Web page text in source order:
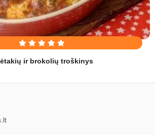
ir brokolių troškinys